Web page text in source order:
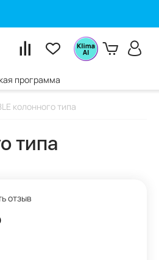
программа
колонного типа
типа
отзыв